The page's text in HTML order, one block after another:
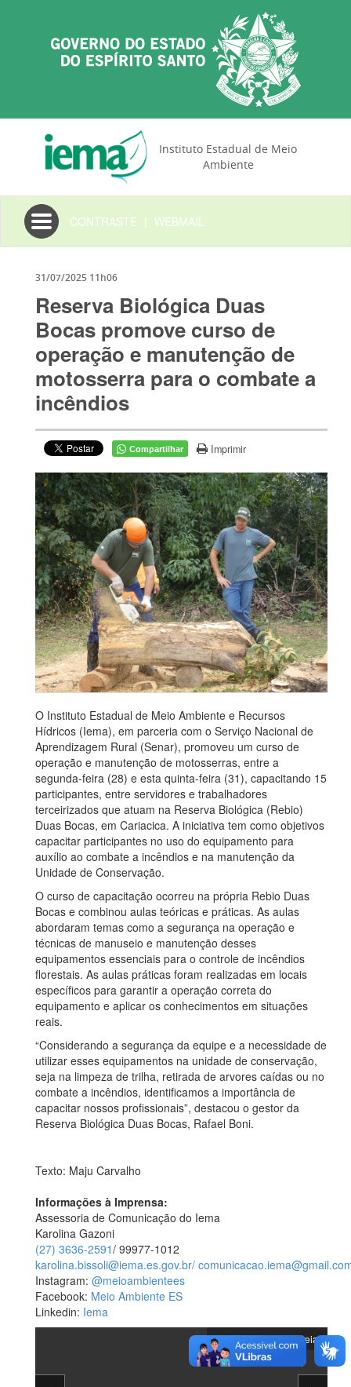
Instituto Estadual de Meio
Ambiente
Toggle
navigation
CONTRASTE | WEBMAIL
31/07/2025 11h06
Reserva Biológica Duas
Bocas promove curso de
operação e manutenção de
motosserra para o combate a
incêndios
Compartilhar Imprimir
O Instituto Estadual de Meio Ambiente e Recursos
Hídricos (Iema), em parceria com o Serviço Nacional de
Aprendizagem Rural (Senar), promoveu um curso de
operação e manutenção de motosserras, entre a
segunda-feira (28) e esta quinta-feira (31), capacitando 15
participantes, entre servidores e trabalhadores
terceirizados que atuam na Reserva Biológica (Rebio)
Duas Bocas, em Cariacica. A iniciativa tem como objetivos
capacitar participantes no uso do equipamento para
auxílio ao combate a incêndios e na manutenção da
Unidade de Conservação.
O curso de capacitação ocorreu na própria Rebio Duas
Bocas e combinou aulas teóricas e práticas. As aulas
abordaram temas como a segurança na operação e
técnicas de manuseio e manutenção desses
equipamentos essenciais para o controle de incêndios
florestais. As aulas práticas foram realizadas em locais
específicos para garantir a operação correta do
equipamento e aplicar os conhecimentos em situações
reais.
“Considerando a segurança da equipe e a necessidade de
utilizar esses equipamentos na unidade de conservação,
seja na limpeza de trilha, retirada de arvores caídas ou no
combate a incêndios, identificamos a importância de
capacitar nossos profissionais”, destacou o gestor da
Reserva Biológica Duas Bocas, Rafael Boni.
Texto: Maju Carvalho
Informações à Imprensa:
Assessoria de Comunicação do Iema
Karolina Gazoni
(27) 3636-2591/ 99977-1012
karolina.bissoli@iema.es.gov.br/
Instagram: @meioambientees
Facebook: Meio Ambiente ES
Linkedin: Iema
Visualizar em tela cheia